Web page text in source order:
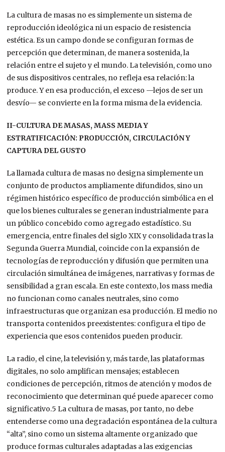
La cultura de masas no es simplemente un sistema de
reproducción ideológica ni un espacio de resistencia
estética. Es un campo donde se configuran formas de
percepción que determinan, de manera sostenida, la
relación entre el sujeto y el mundo. La televisión, como uno
de sus dispositivos centrales, no refleja esa relación: la
produce. Y en esa producción, el exceso —lejos de ser un
desvío— se convierte en la forma misma de la evidencia.
II-CULTURA DE MASAS, MASS MEDIA Y
ESTRATIFICACIÓN: PRODUCCIÓN, CIRCULACIÓNY
CAPTURA DEL GUSTO
La llamada cultura de masas no designa simplemente un
conjunto de productos ampliamente difundidos, sino un
régimen histórico específico de producción simbólica en el
que los bienes culturales se generan industrialmente para
un público concebido como agregado estadístico. Su
emergencia, entre finales del siglo XIX y consolidada tras la
Segunda Guerra Mundial, coincide con la expansión de
tecnologías de reproducción y difusión que permiten una
circulación simultánea de imágenes, narrativas y formas de
sensibilidad a gran escala. En este contexto, los mass media
no funcionan como canales neutrales, sino como
infraestructuras que organizan esa producción. El medio no
transporta contenidos preexistentes: configura el tipo de
experiencia que esos contenidos pueden producir.
La radio, el cine, la televisión y, más tarde, las plataformas
digitales, no solo amplifican mensajes; establecen
condiciones de percepción, ritmos de atención y modos de
reconocimiento que determinan qué puede aparecer como
significativo.5 La cultura de masas, por tanto, no debe
entenderse como una degradación espontánea de la cultura
“alta”, sino como un sistema altamente organizado que
produce formas culturales adaptadas a las exigencias